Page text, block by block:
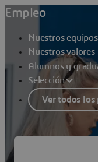
Empleo
Nuestros equipos
Nuestros
Alumnos y
Selección
Ver todos los